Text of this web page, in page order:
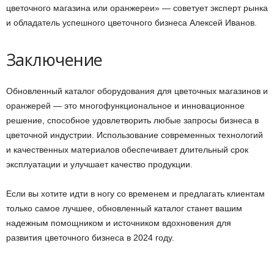
цветочного магазина или оранжереи» — советует эксперт рынка
и обладатель успешного цветочного бизнеса Алексей Иванов.
Заключение
Обновленный каталог оборудования для цветочных магазинов и
оранжерей — это многофункциональное и инновационное
решение, способное удовлетворить любые запросы бизнеса в
цветочной индустрии. Использование современных технологий
и качественных материалов обеспечивает длительный срок
эксплуатации и улучшает качество продукции.
Если вы хотите идти в ногу со временем и предлагать клиентам
только самое лучшее, обновленный каталог станет вашим
надежным помощником и источником вдохновения для
развития цветочного бизнеса в 2024 году.